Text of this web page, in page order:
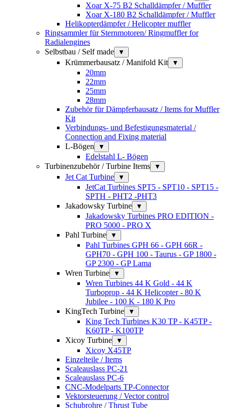
Xoar X-75 B2 Schalldämpfer / Muffler
Xoar X-180 B2 Schalldämpfer / Muffler
Helikopterdämpfer / Helicopter muffler
Ringsammler für Sternmotoren/ Ringmuffler for
Radialengines
Selbstbau / Self made
▼
Krümmerbausatz / Manifold Kit ▼
20mm
22mm
25mm
28mm
Zubehör für Dämpferbausatz / Items for Muffler
Kit
Verbindungs- und Befestigungsmaterial /
Connection and Fixing material
L-Bögen
▼
Edelstahl L- Bögen
Turbinenzubehör / Turbine Items
▼
Jet Cat Turbine ▼
JetCat Turbines SPT5 - SPT10 - SPT15 -
SPTH - PHT2 -PHT3
Jakadowsky Turbine
▼
Jakadowsky Turbines PRO EDITION -
PRO 5000 - PRO X
Pahl Turbine
▼
Pahl Turbines GPH 66 - GPH 66R -
GPH70 - GPH 100 - Taurus - GP 1800 -
GP 2300 - GP Lama
Wren Turbine
▼
Wren Turbines 44 K Gold - 44 K
Turboprop - 44 K Helicopter - 80 K
Jubilee - 100 K - 180 K Pro
KingTech Turbine
▼
King Tech Turbines K30 TP - K45TP -
K60TP - K100TP
Xicoy Turbine
▼
Xicoy X45TP
Einzelteile / Items
Scaleauslass PC-21
Scaleauslass PC-6
CNC-Modelparts TP-Connector
Vektorsteuerung / Vector control
Schubrohre / Thrust Tube